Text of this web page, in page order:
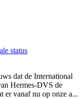
status
dat de International
Hermes-DVS de
er vanaf nu op onze a...